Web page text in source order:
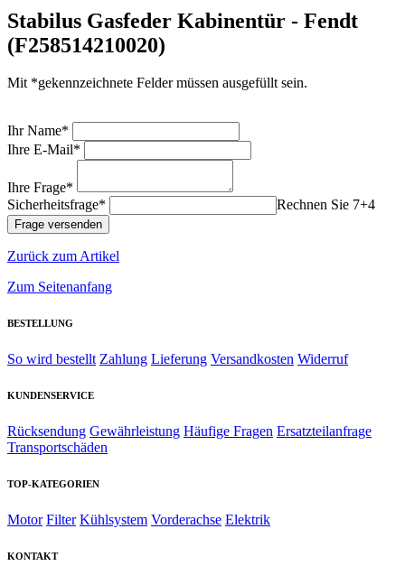
Stabilus Gasfeder Kabinentür - Fendt
(F258514210020)
Mit *gekennzeichnete Felder müssen ausgefüllt sein.
Ihr Name*
Ihre E-Mail*
Ihre Frage*
Sicherheitsfrage*
Rechnen Sie 7+4
Zurück zum Artikel
Zum Seitenanfang
BESTELLUNG
So wird bestellt Zahlung Lieferung Versandkosten Widerruf
KUNDENSERVICE
Rücksendung Gewährleistung Häufige Fragen Ersatzteilanfrage
Transportschäden
TOP-KATEGORIEN
Motor Filter Kühlsystem Vorderachse Elektrik
KONTAKT